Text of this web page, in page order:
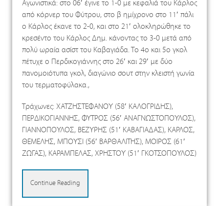
Αγωνιστικά: στο 06′ έγινε το 1-0 με κεφαλιά του Κάρλος
από κόρνερ του Φύτρου, στο β ημίχρονο στο 11′ πάλι
ο Κάρλος έκανε το 2-0, και στο 21′ ολοκληρώθηκε το
κρεσέντο του Κάρλος Δημ. κάνοντας το 3-0 μετά από
πολύ ωραία ασίστ του Καβαγιάδα. Το 4ο και 5ο γκολ
πέτυχε ο Περδικογιάννης στο 26′ και 29′ με δύο
πανομοιότυπα γκολ, διαγώνιο σουτ στην κλειστή γωνία
του τερματοφύλακα.,
Τράχωνες: ΧΑΤΖΗΣΤΕΦΑΝΟΥ (58′ ΚΑΛΟΓΡΙΔΗΣ),
ΠΕΡΔΙΚΟΓΙΑΝΝΗΣ, ΦΥΤΡΟΣ (56′ ΑΝΑΓΝΩΣΤΟΠΟΥΛΟΣ),
ΓΙΑΝΝΟΠΟΥΛΟΣ, ΒΕΖΥΡΗΣ (51′ ΚΑΒΑΓΙΑΔΑΣ), ΚΑΡΛΟΣ,
ΘΕΜΕΛΗΣ, ΜΠΟΥΣΙ (56′ ΒΑΡΘΑΛΙΤΗΣ), ΜΟΙΡΟΣ (61′
ΖΩΓΑΣ), ΚΑΡΑΜΠΕΛΑΣ, ΧΡΗΣΤΟΥ (51′ ΓΚΟΤΣΟΠΟΥΛΟΣ)
Continue Reading